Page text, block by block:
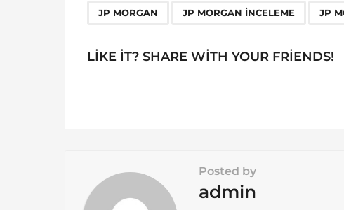
P
g
o
JP MORGAN JP MORGAN INCELEME JP
LIKE IT? SHARE WITH YOUR FRIENDS!
Posted by
admin